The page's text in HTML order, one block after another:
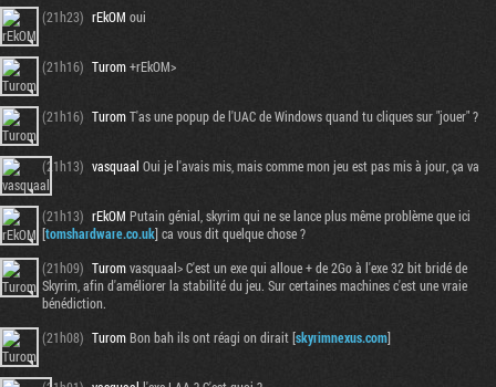
(21h23) rEkOM oui
(21h16) Turom+rEkOM>
(21h16) TuromT'as une popup de l'UAC de Windows quand tu cliques sur "jouer" ?
(21h13) vasquaal Oui je l'avais mis, mais comme mon jeu est pas mis à jour, ça va
(21h13) rEkOM Putain génial, skyrim qui ne se lance plus même problème que ici
[tomshardware.co.uk] ca vous dit quelque chose ?
(21h09) Turomvasquaal> C'est un exe qui alloue + de 2Go à l'exe 32 bit bridé de
Skyrim, afin d'améliorer la stabilité du jeu. Sur certaines machines c'est une vraie
bénédiction.
(21h08) TuromBon bah ils ont réagi on dirait [skyrimnexus.com]